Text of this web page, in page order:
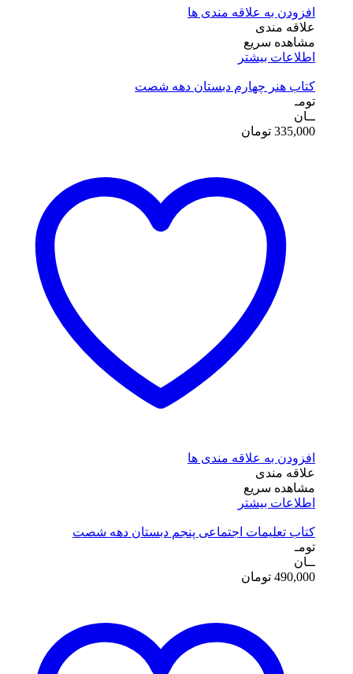
افزودن به علاقه مندی ها
علاقه مندی
مشاهده سریع
اطلاعات بیشتر
کتاب هنر چهارم دبستان دهه شصت
تومـ
ــان
335,000 تومان
افزودن به علاقه مندی ها
علاقه مندی
مشاهده سریع
اطلاعات بیشتر
کتاب تعلیمات اجتماعی پنجم دبستان دهه شصت
تومـ
ــان
490,000 تومان